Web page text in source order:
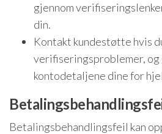
gjennom
din.
Kontakt kundestøtte hvis
verifiseringsproblemer, og
kontodetaljene dine for
Betalingsbehandlingsfeil kan